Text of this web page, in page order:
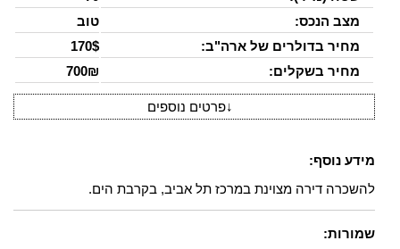
מצב הנכס:
טוב
מחיר בדולרים של ארה"ב:
170$
מחיר בשקלים:
700₪
↓פרטים נוספים
מידע נוסף:
להשכרה דירה מצוינת במרכז תל אביב, בקרבת הים.
שמורות: